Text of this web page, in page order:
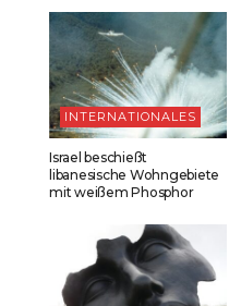
INTERNATIONALES
Israel beschießt
libanesische Wohngebiete
mit weißem Phosphor